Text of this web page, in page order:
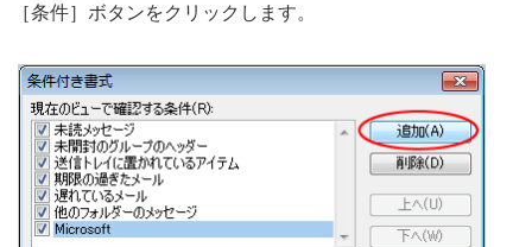
［条件］ボタンをクリックします。